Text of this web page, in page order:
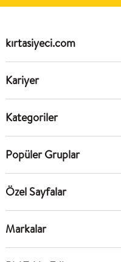
kırtasiyeci.com
Kariyer
Kategoriler
Popüler Gruplar
Özel Sayfalar
Markalar